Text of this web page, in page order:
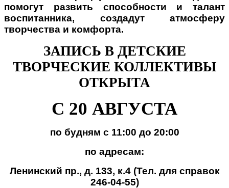
помогут развить способности и талант
воспитанника, создадут атмосферу
творчества и комфорта.
ЗАПИСЬ В ДЕТСКИЕ
ТВОРЧЕСКИЕ КОЛЛЕКТИВЫ
ОТКРЫТА
С 20 АВГУСТА
по будням с 11:00 до 20:00
по адресам:
Ленинский пр., д. 133, к.4 (Тел. для справок
246-04-55)